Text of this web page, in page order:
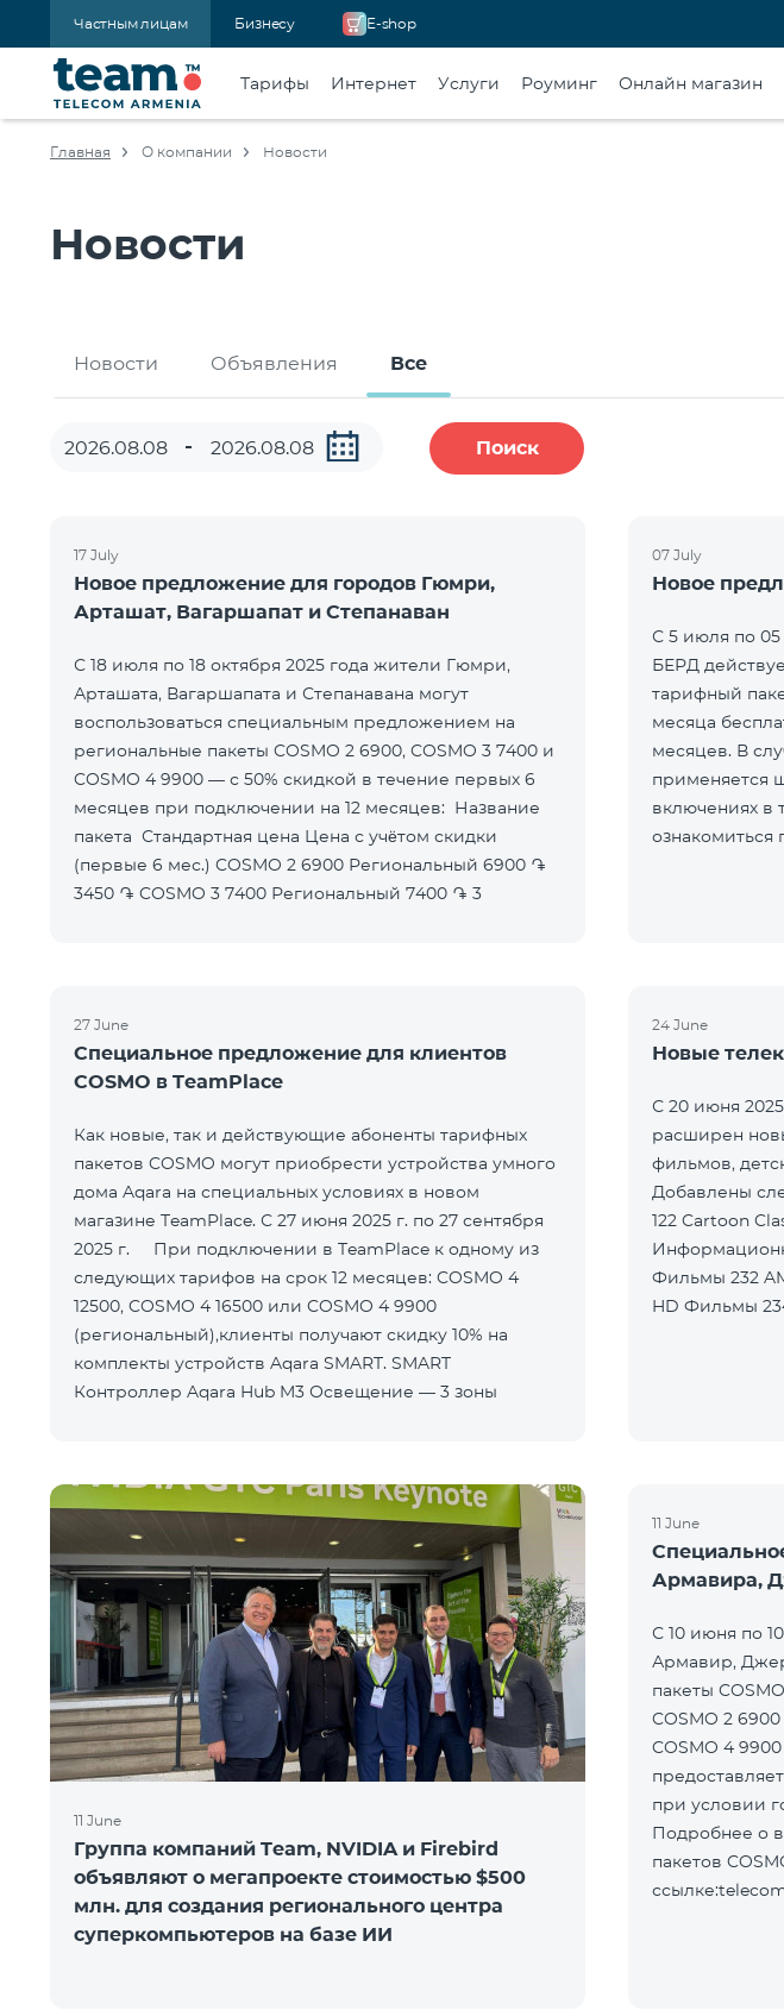
Частным лицам Бизнесу E-shop
Тарифы Интернет Услуги Роуминг Онлайн магазин
Главная О компании Новости
Новости
Новости Объявления Все
Поиск
17 July
Новое предложение для городов Гюмри,
Арташат, Вагаршапат и Степанаван
С 18 июля по 18 октября 2025 года жители Гюмри,
Арташата, Вагаршапата и Степанавана могут
воспользоваться специальным предложением на
региональные пакеты COSMO 2 6900, COSMO 3 7400 и
COSMO 4 9900 — с 50% скидкой в течение первых 6
месяцев при подключении на 12 месяцев: Название
пакета Стандартная цена Цена с учётом скидки
(первые 6 мес.) COSMO 2 6900 Региональный 6900 ֏
3450 ֏ COSMO 3 7400 Региональный 7400 ֏ 3
07 July
Новое
С 5 июля по 05
БЕРД
тарифный
месяца
месяцев. В
применяется
включениях в
ознакомиться
27 June
Специальное предложение для клиентов
COSMO в TeamPlace
Как новые, так и действующие абоненты тарифных
пакетов COSMO могут приобрести устройства умного
дома Aqara на специальных условиях в новом
магазине TeamPlace. С 27 июня 2025 г. по 27 сентября
2025 г. При подключении в TeamPlace к одному из
следующих тарифов на срок 12 месяцев: COSMO 4
12500, COSMO 4 16500 или COSMO 4 9900
(региональный),клиенты получают скидку 10% на
комплекты устройств Aqara SMART. SMART
Контроллер Aqara Hub M3 Освещение — 3 зоны
24 June
Новые
С 20 июня
расширен
фильмов,
Добавлены
122 Cartoon Classic Детский 177 DW Russian
Информационный 230 AMEDIA Фильмы
Фильмы 232 AMEDIA HIT Фильмы 233 AMEDIA Premium
11 June
Группа компаний Team, NVIDIA и Firebird
объявляют о мегапроекте стоимостью $500
млн. для создания регионального центра
суперкомпьютеров на базе ИИ
11 June
Армавира,
С 10 июня по
Армавир,
пакеты
COSMO 2
COSMO 4 9900 Regional
при условии
Подробнее о
пакетов